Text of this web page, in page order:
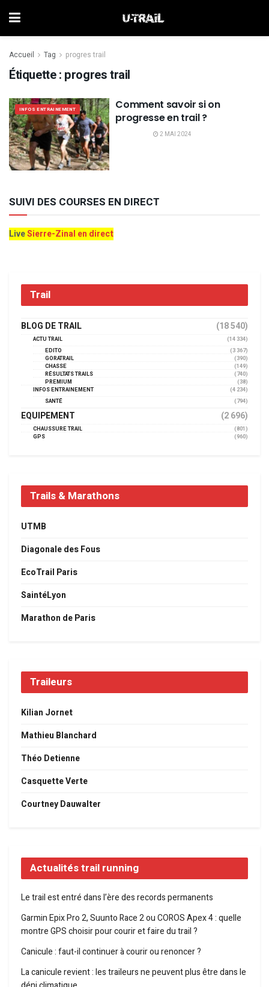
Accueil Tag progres trail
Étiquette : progres trail
INFOS ENTRAINEMENT
Comment savoir si on
progresse en trail ?
2 MAI 2024
SUIVI DES COURSES EN DIRECT
LiveSierre-Zinal en direct
Trail
BLOG DE TRAIL (18 540)
ACTU TRAIL
(14 334)
EDITO
(3 367)
GORATRAIL
(390)
CHASSE
(149)
RÉSULTATS TRAILS
(740)
PREMIUM
(38)
INFOS ENTRAINEMENT
(4 234)
SANTÉ
(794)
EQUIPEMENT (2 696)
CHAUSSURE TRAIL
(801)
GPS
(960)
Trails & Marathons
UTMB
Diagonale des Fous
EcoTrail Paris
SaintéLyon
Marathon de Paris
Traileurs
Kilian Jornet
Mathieu Blanchard
Théo Detienne
Casquette Verte
Courtney Dauwalter
Actualités trail running
Le trail est entré dans l’ère des records permanents
Garmin Epix Pro 2, Suunto Race 2 ou COROS Apex 4 : quelle
montre GPS choisir pour courir et faire du trail ?
Canicule : faut-il continuer à courir ou renoncer ?
La canicule revient : les traileurs ne peuvent plus être dans le